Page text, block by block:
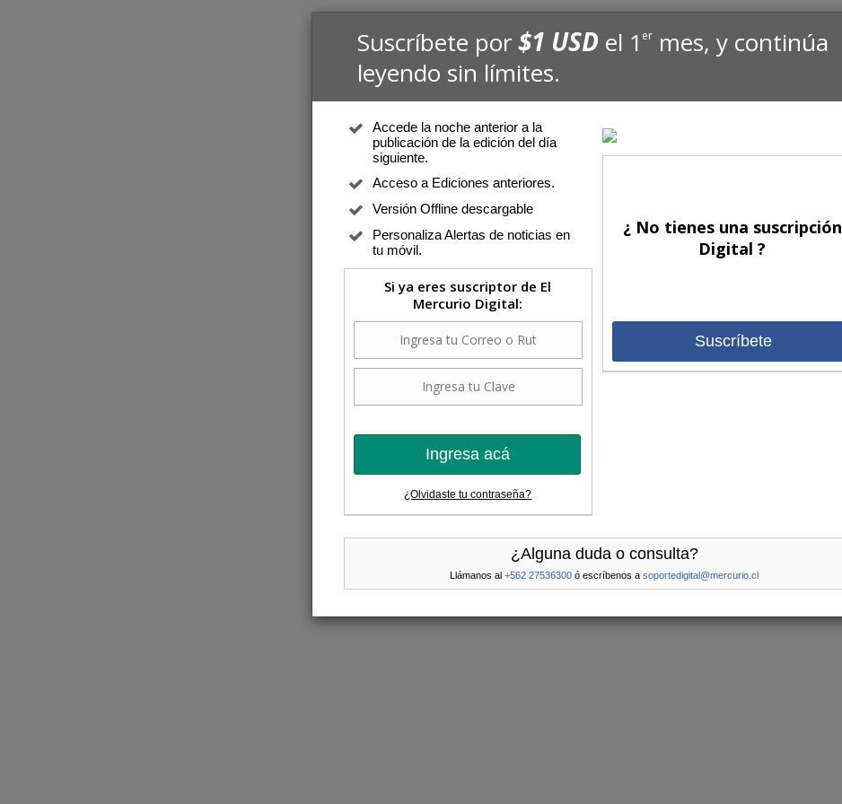
Suscríbete por$1 USD el 1er mes, y continúa
leyendo sin límites.
Accede la noche anterior a la
publicación de la edición del día
siguiente.
Acceso a Ediciones anteriores.
Versión Offline descargable
Personaliza Alertas de noticias en
tu móvil.
Si ya eres suscriptor de El
Mercurio Digital:
Ingresa acá
¿Olvidaste tu contraseña?
¿ No tienes una suscripción
Digital ?
Suscríbete
¿Alguna duda o consulta?
Llámanos al +562 27536300 ó escríbenos a soportedigital@mercurio.cl